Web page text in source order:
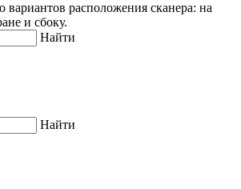
вариантов расположения сканера: на
и сбоку.
Найти
Найти